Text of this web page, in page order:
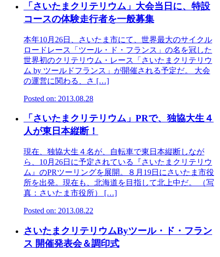
「さいたまクリテリウム」大会当日に、特設
コースの体験走行者を一般募集
本年10月26日、さいたま市にて、世界最大のサイクル
ロードレース「ツール・ド・フランス」の名を冠した
世界初のクリテリウム・レース「さいたまクリテリウ
ム by ツールドフランス」が開催される予定だ。 大会
の運営に関わる、さ […]
Posted on: 2013.08.28
「さいたまクリテリウム」PRで、独協大生４
人が東日本縦断！
現在、独協大生４名が、自転車で東日本縦断しなが
ら、10月26日に予定されている『さいたまクリテリウ
ム』のPRツーリングを展開。８月19日にさいたま市役
所を出発。現在も、北海道を目指して北上中だ。 （写
真：さいたま市役所） […]
Posted on: 2013.08.22
さいたまクリテリウムByツール・ド・フラン
ス 開催発表会＆調印式